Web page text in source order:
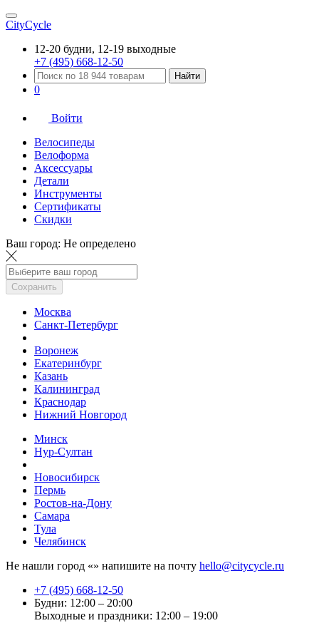
CityCycle
12-20 будни, 12-19 выходные
+7 (495) 668-12-50
Найти
0
Войти
Велосипеды
Велоформа
Аксессуары
Детали
Инструменты
Сертификаты
Скидки
Ваш город: Не определено
Сохранить
Москва
Санкт-Петербург
Воронеж
Екатеринбург
Казань
Калининград
Краснодар
Нижний Новгород
Минск
Нур-Султан
Новосибирск
Пермь
Ростов-на-Дону
Самара
Тула
Челябинск
Не нашли город «» напишите на почту hello@citycycle.ru
+7 (495) 668-12-50
Будни: 12:00 – 20:00
Выходные и праздники: 12:00 – 19:00